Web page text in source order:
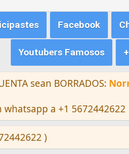
Facebook
Youtubers Famosos +
sean BORRADOS:
a +1 5672442622
)